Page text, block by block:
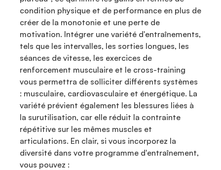
condition physique et de performance en plus de
créer de la monotonie et une perte de
motivation. Intégrer une variété d'entraînements,
tels que les intervalles, les sorties longues, les
séances de vitesse, les exercices de
renforcement musculaire et le cross-training
vous permettra de solliciter différents systèmes
: musculaire, cardiovasculaire et énergétique. La
variété prévient également les blessures liées à
la surutilisation, car elle réduit la contrainte
répétitive sur les mêmes muscles et
articulations. En clair, si vous incorporez la
diversité dans votre programme d'entraînement,
vous pouvez :